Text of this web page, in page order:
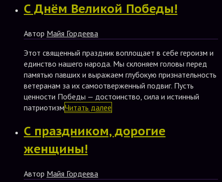
С Днём Великой Победы!
Автор Майя Гордеева
Этот священный праздник воплощает в себе героизм и
единство нашего народа. Мы склоняем головы перед
памятью павших и выражаем глубокую признательность
ветеранам за их самоотверженный подвиг. Пусть
ценности Победы — достоинство, сила и истинный
патриотизмЧитать далее
С праздником, дорогие
женщины!
Автор Майя Гордеева